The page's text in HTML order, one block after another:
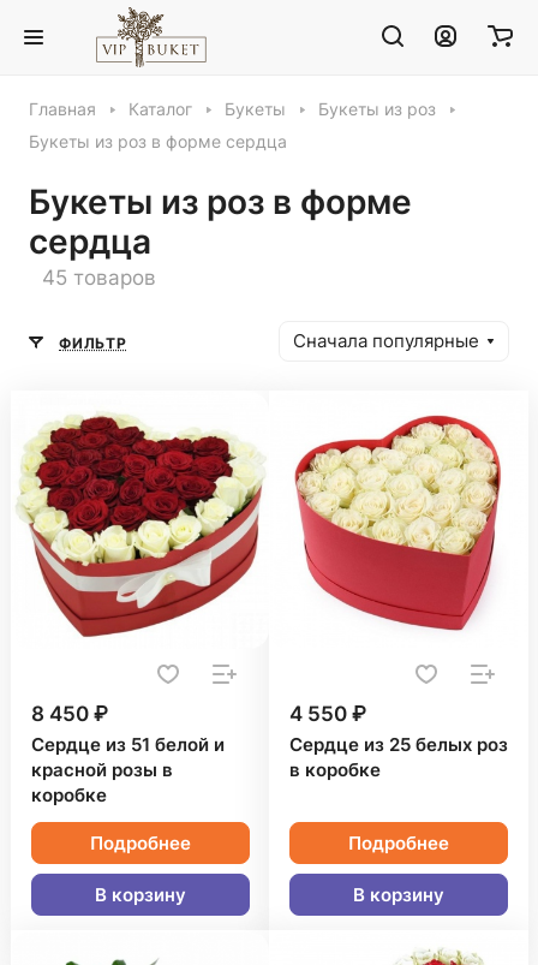
Главная Каталог Букеты
Букеты из роз
Букеты из роз в форме сердца
Букеты из роз в форме
сердца
45 товаров
ФИЛЬТР Сначала популярные
8 450 ₽
Сердце из 51 белой и
красной розы в
коробке
Подробнее
В корзину
4 550 ₽
Сердце из 25 белых роз
в коробке
Подробнее
В корзину